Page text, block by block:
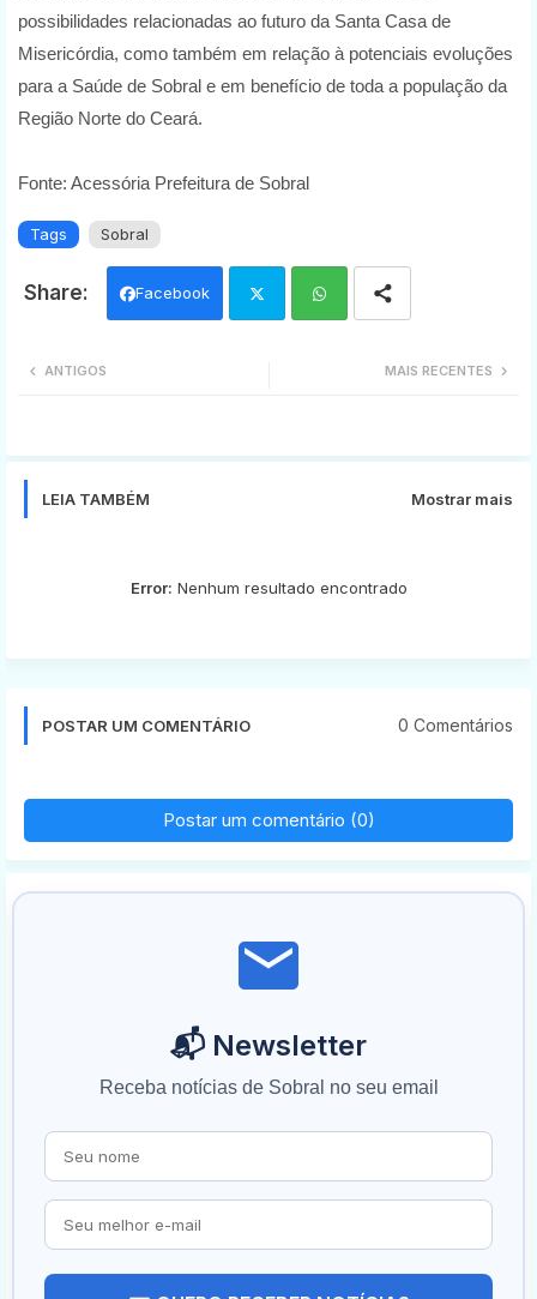
possibilidades relacionadas ao futuro da Santa Casa de
Misericórdia, como também em relação à potenciais evoluções
para a Saúde de Sobral e em benefício de toda a população da
Região Norte do Ceará.
Fonte: Acessória Prefeitura de Sobral
Tags Sobral
Facebook
MAIS RECENTES
ANTIGOS
LEIA TAMBÉM Mostrar mais
Error: Nenhum resultado encontrado
POSTAR UM COMENTÁRIO 0 Comentários
Postar um comentário (0)
📬 Newsletter
Receba notícias de Sobral no seu email